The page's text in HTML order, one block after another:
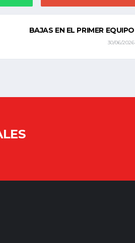
BAJAS EN EL PRIMER EQUIPO
30/06/2026